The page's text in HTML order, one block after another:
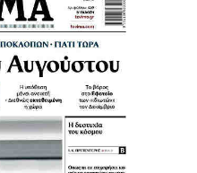
ενισχύσει ακόμη
της Αγίας Βαρβάρας
άθλησης στα παιδιά, στους
κατοίκους της πόλης.
Βαρβάρας: